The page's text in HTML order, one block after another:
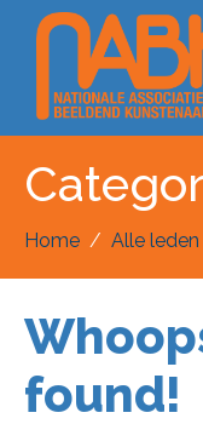
Home Alle leden
found!